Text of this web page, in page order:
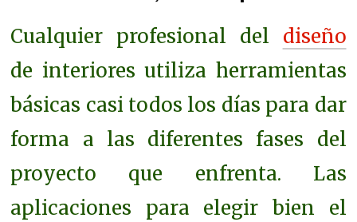
Cualquier profesional del diseño
de interiores utiliza herramientas
básicas casi todos los días para dar
forma a las diferentes fases del
proyecto que enfrenta. Las
aplicaciones para elegir bien el